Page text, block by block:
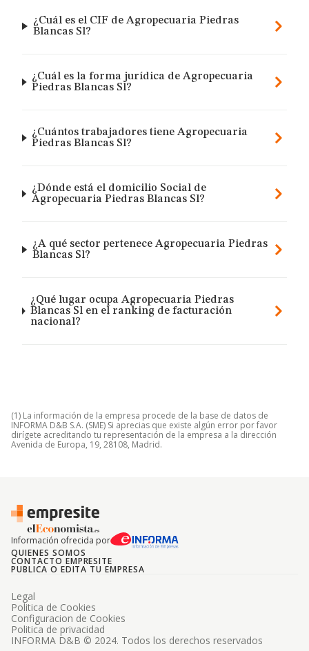
¿Cuál es el CIF de Agropecuaria Piedras
Blancas Sl?
¿Cuál es la forma jurídica de Agropecuaria
Piedras Blancas Sl?
¿Cuántos trabajadores tiene Agropecuaria
Piedras Blancas Sl?
¿Dónde está el domicilio Social de
Agropecuaria Piedras Blancas Sl?
¿A qué sector pertenece Agropecuaria Piedras
Blancas Sl?
¿Qué lugar ocupa Agropecuaria Piedras
Blancas Sl en el ranking de facturación
nacional?
(1) La información de la empresa procede de la base de datos de
INFORMA D&B S.A. (SME) Si aprecias que existe algún error por favor
dirígete acreditando tu representación de la empresa a la dirección
Avenida de Europa, 19, 28108, Madrid.
Información ofrecida por
QUIENES SOMOS
CONTACTO EMPRESITE
PUBLICA O EDITA TU EMPRESA
INFORMA D&B © 2024. Todos los derechos reservados
Legal
Politica de Cookies
Configuracion de Cookies
Politica de privacidad